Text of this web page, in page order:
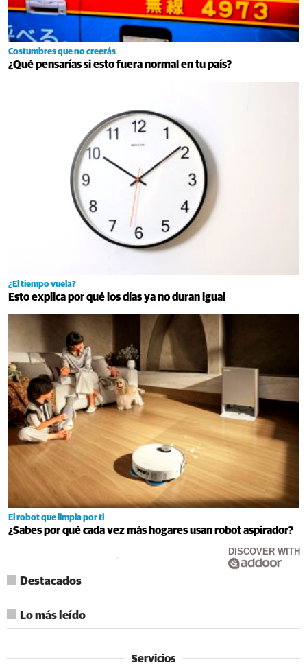
Costumbres que no creerás
¿Qué pensarías si esto fuera normal en tu país?
¿El tiempo vuela?
Esto explica por qué los días ya no duran igual
El robot que limpia por ti
¿Sabes por qué cada vez más hogares usan robot aspirador?
DISCOVER WITH
Destacados
Lo más leído
Servicios